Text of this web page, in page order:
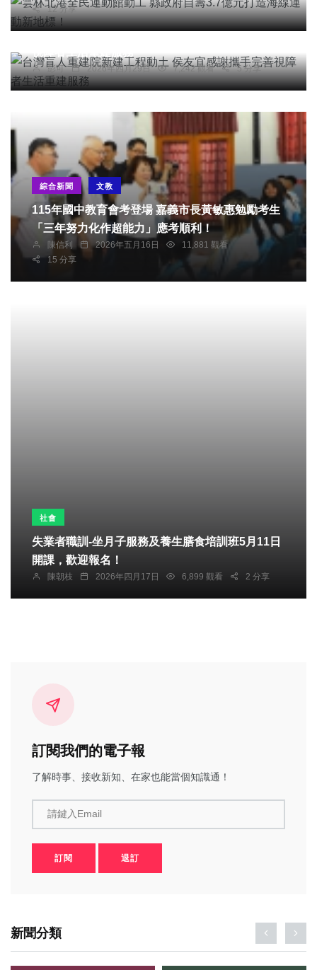
12 分享
綜合新聞
台灣盲人重建院新建工程動土 侯友宜感謝攜手完善
彭可 2026年四月29日 7,242 觀看 5 分享
綜合新聞 文教
115年國中教育會考登場 嘉義市長黃敏惠勉勵考生
「三年努力化作超能力」應考順利！
陳信利 2026年五月16日
11,881 觀看
15 分享
社會
失業者職訓-坐月子服務及養生膳食培訓班5月11日
開課，歡迎報名！
陳朝枝 2026年四月17日 6,899 觀看 2 分享
訂閱我們的電子報
了解時事、接收新知、在家也能當個知識通！
請鍵入Email
訂閱 退訂
新聞分類